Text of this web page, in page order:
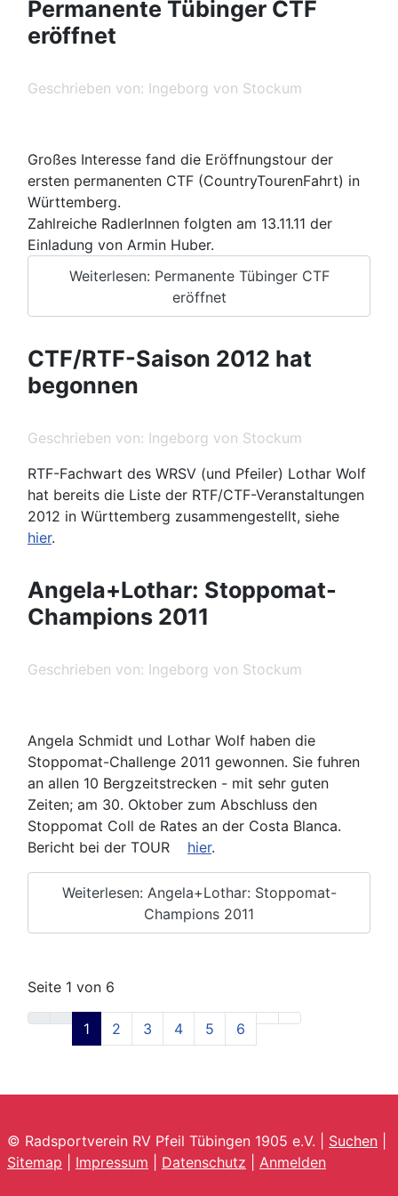
Permanente Tübinger CTF
eröffnet
Geschrieben von: Ingeborg von Stockum
Großes Interesse fand die Eröffnungstour der
ersten permanenten CTF (CountryTourenFahrt) in
Württemberg.
Zahlreiche RadlerInnen folgten am 13.11.11 der
Einladung von Armin Huber.
Weiterlesen: Permanente Tübinger CTF
eröffnet
CTF/RTF-Saison 2012 hat
begonnen
Geschrieben von: Ingeborg von Stockum
RTF-Fachwart des WRSV (und Pfeiler) Lothar Wolf
hat bereits die Liste der RTF/CTF-Veranstaltungen
2012 in Württemberg zusammengestellt, siehe
hier.
Angela+Lothar: Stoppomat-
Champions 2011
Geschrieben von: Ingeborg von Stockum
Angela Schmidt und Lothar Wolf haben die
Stoppomat-Challenge 2011 gewonnen. Sie fuhren
an allen 10 Bergzeitstrecken - mit sehr guten
Zeiten; am 30. Oktober zum Abschluss den
Stoppomat Coll de Rates an der Costa Blanca.
Bericht bei der TOUR
hier.
Weiterlesen: Angela+Lothar: Stoppomat-
Champions 2011
Seite 1 von 6
1 2 3 4 5 6
© Radsportverein RV Pfeil Tübingen 1905 e.V. | Suchen
Sitemap
Impressum Datenschutz Anmelden